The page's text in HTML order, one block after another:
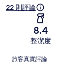
22 則評論
8.4
整潔度
評
旅客真實評論